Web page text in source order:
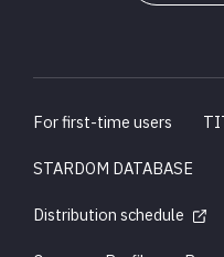
For first-time users
STARDOM DATABASE
Distribution schedule